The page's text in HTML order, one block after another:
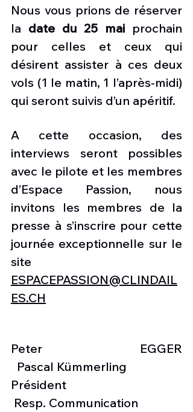
Nous vous prions de réserver
la date du 25 mai prochain
pour celles et ceux qui
désirent assister à ces deux
vols (1 le matin, 1 l’après-midi)
qui seront suivis d’un apéritif.
A cette occasion, des
interviews seront possibles
avec le pilote et les membres
d’Espace Passion, nous
invitons les membres de la
presse à s’inscrire pour cette
journée exceptionnelle sur le
ESPACEPASSION@CLINDAIL
ES.CH
Peter EGGER
  Pascal Kümmerling
Président
Resp. Communication